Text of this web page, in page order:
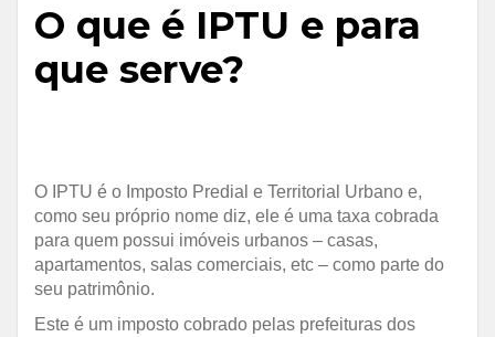
O que é IPTU e para
que serve?
O IPTU é o Imposto Predial e Territorial Urbano e,
como seu próprio nome diz, ele é uma taxa cobrada
para quem possui imóveis urbanos – casas,
apartamentos, salas comerciais, etc – como parte do
seu patrimônio.
Este é um imposto cobrado pelas prefeituras dos